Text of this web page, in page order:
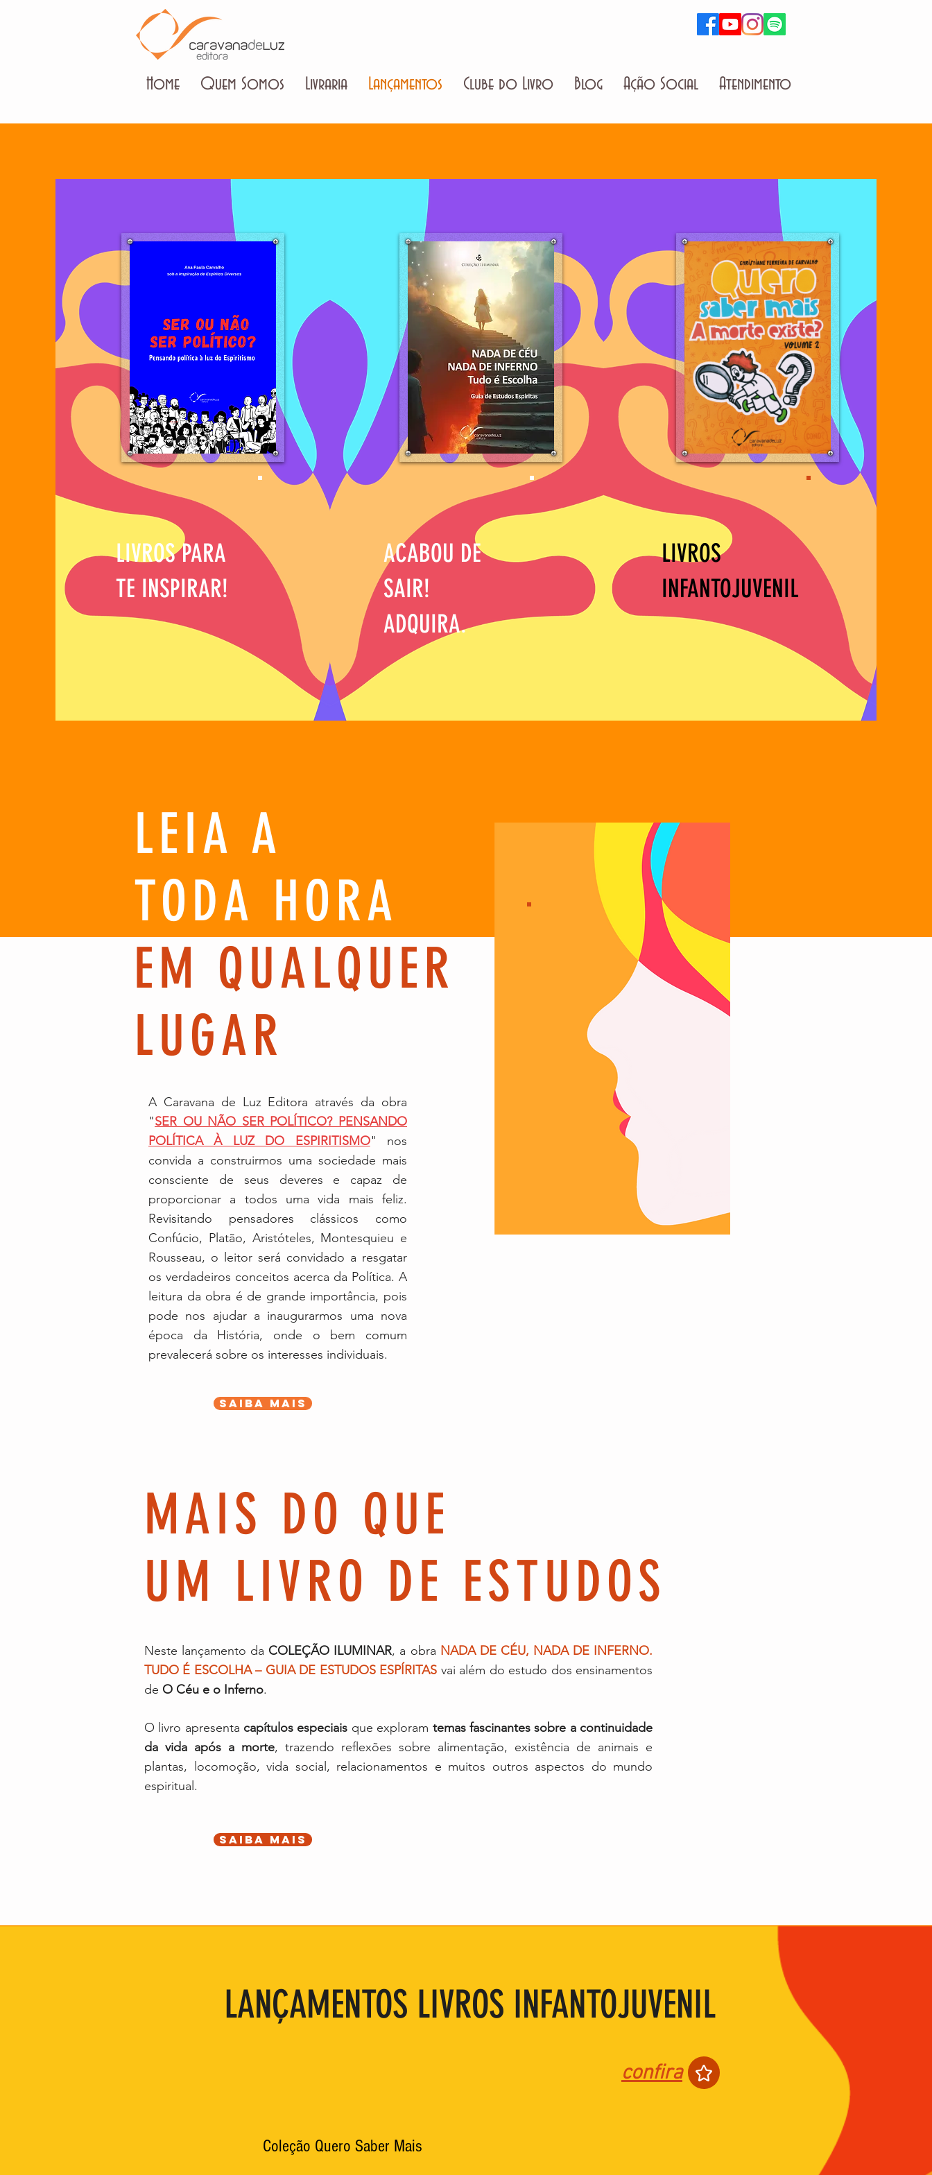
Home Quem Somos Livraria Lançamentos Clube do Livro Blog Ação Social Atendimento
LIVROS PARA
TE INSPIRAR!
ACABOU DE
SAIR!
ADQUIRA.
LIVROS
INFANTOJUVENIL
LEIA A
TODA HORA
EM QUALQUER
LUGAR
A Caravana de Luz Editora através da obra
"SER OU NÃO SER POLÍTICO? PENSANDO
POLÍTICA À LUZ DO ESPIRITISMO" nos
convida a construirmos uma sociedade mais
consciente de seus deveres e capaz de
proporcionar a todos uma vida mais feliz.
Revisitando pensadores clássicos como
Confúcio, Platão, Aristóteles, Montesquieu e
Rousseau, o leitor será convidado a resgatar
os verdadeiros conceitos acerca da Política. A
leitura da obra é de grande importância, pois
pode nos ajudar a inaugurarmos uma nova
época da História, onde o bem comum
prevalecerá sobre os interesses individuais.
SAIBA MAIS
Neste lançamento da COLEÇÃO ILUMINAR, a obra NADA DE CÉU, NADA DE INFERNO.
TUDO É ESCOLHA – GUIA DE ESTUDOS ESPÍRITAS vai além do estudo dos ensinamentos
de O Céu e o Inferno.
O livro apresenta capítulos especiais que exploram temas fascinantes sobre a continuidade
da vida após a morte, trazendo reflexões sobre alimentação, existência de animais e
plantas, locomoção, vida social, relacionamentos e muitos outros aspectos do mundo
espiritual.
MAIS DO QUE
UM LIVRO DE ESTUDOS
SAIBA MAIS
LANÇAMENTOS LIVROS INFANTOJUVENIL
confira
Coleção Quero Saber Mais